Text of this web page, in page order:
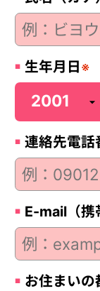
生年月日※
連絡先電話
E-mail（携
お住まいの